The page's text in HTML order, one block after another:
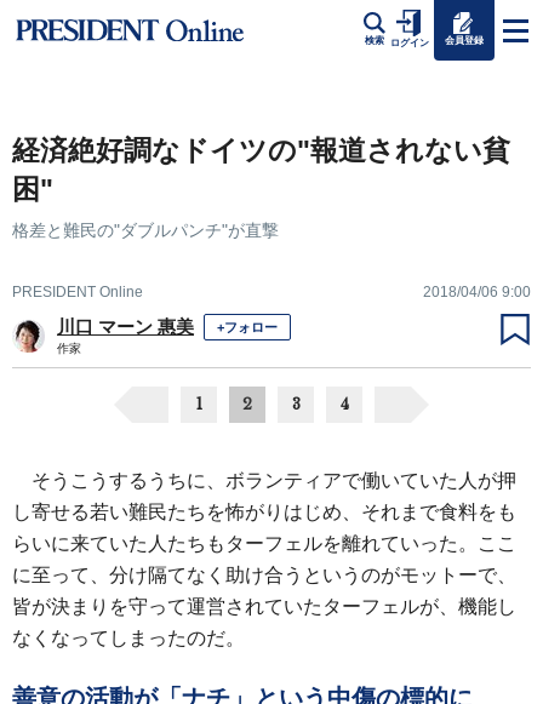
検索 ログイン 会員登録
経済絶好調なドイツの"報道されない貧
困"
格差と難民の"ダブルパンチ"が直撃
PRESIDENT Online 2018/04/06 9:00
川口 マーン 惠美 +フォロー
作家
1 2 3 4
そうこうするうちに、ボランティアで働いていた人が押
し寄せる若い難民たちを怖がりはじめ、それまで食料をも
らいに来ていた人たちもターフェルを離れていった。ここ
に至って、分け隔てなく助け合うというのがモットーで、
皆が決まりを守って運営されていたターフェルが、機能し
なくなってしまったのだ。
善意の活動が「ナチ」という中傷の標的に